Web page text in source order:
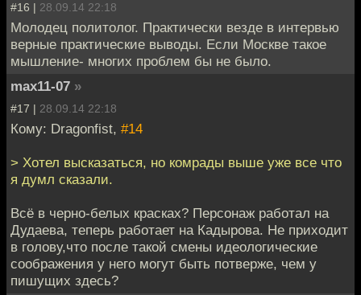
#16 | 28.09.14 22:18
Молодец политолог. Практически везде в интервью
верные практические выводы. Если Москве такое
мышление- многих проблем бы не было.
max11-07 »
#17 | 28.09.14 22:18
Кому: Dragonfist, #14
> Хотел высказаться, но комрады выше уже все что
я думл сказали.
Всё в черно-белых красках? Персонаж работал на
Дудаева, теперь работает на Кадырова. Не приходит
в голову,что после такой смены идеологические
соображения у него могут быть потверже, чем у
пишущих здесь?